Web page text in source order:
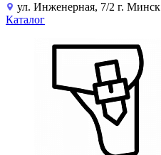
ул. Инженерная, 7/2 г. Минск
Каталог